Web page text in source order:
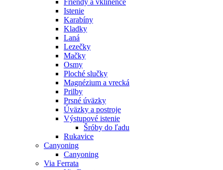
Istenie
Karabíny
Kladky
Laná
Lezečky
Mačky
Osmy
Ploché slučky
Magnézium a vrecká
Prilby
Prsné úväzky
Úväzky a postroje
Výstupové istenie
Šróby do ľadu
Rukavice
Canyoning
Canyoning
Via Ferrata